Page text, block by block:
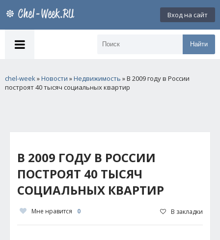
Вход на сайт
Найти
chel-week»Новости »Недвижимость » В 2009 году в России
построят 40 тысяч социальных квартир
В 2009 ГОДУ В РОССИИ
ПОСТРОЯТ 40 ТЫСЯЧ
СОЦИАЛЬНЫХ КВАРТИР
Мне нравится 0 В закладки